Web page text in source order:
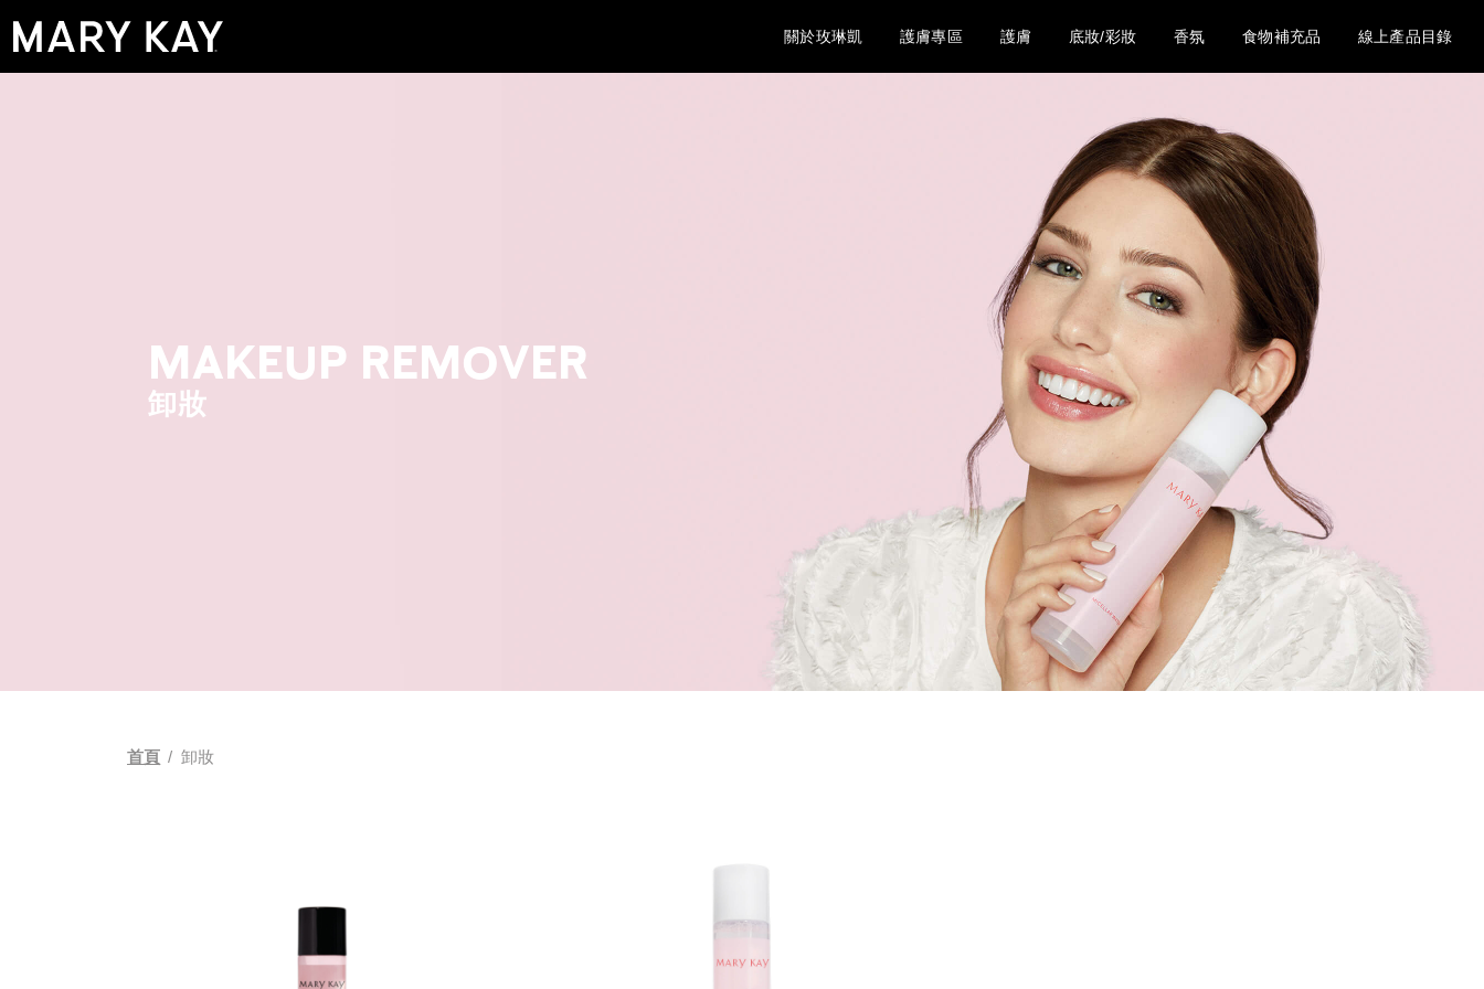
關於玫琳凱 護膚專區 護膚 底妝/彩妝 香氛 食物補充品 線上產品目錄
MAKEUP REMOVER
卸妝
首頁 / 卸妝